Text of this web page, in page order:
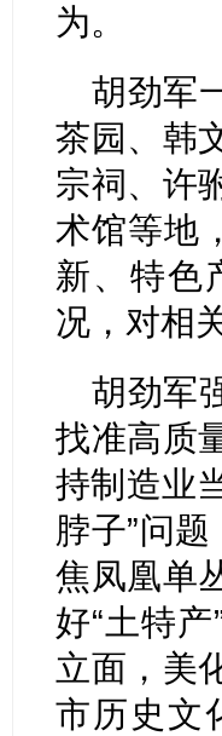
为。
胡劲军
茶园、韩
宗祠、许
术馆等地
新、特色
况，对相
胡劲军
找准高质
持制造业
脖子”问
焦凤凰单
好“土特
立面，美
市历史文